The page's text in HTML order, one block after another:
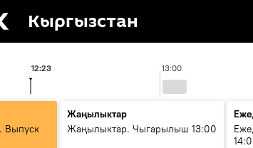
Кыргызстан
13:00
12:23
Выпуск
Жаңылыктар
Жаңылыктар. Чыгарылыш 13:00